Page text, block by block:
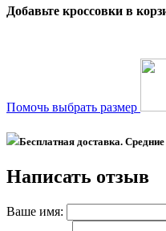
Добавьте кроссовки в
Помочь выбрать размер
Бесплатная доставка.
Написать отзыв
Ваше имя: